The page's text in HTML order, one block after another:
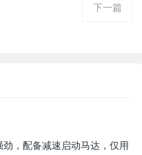
下一篇
，配备减速启动马达，仅用